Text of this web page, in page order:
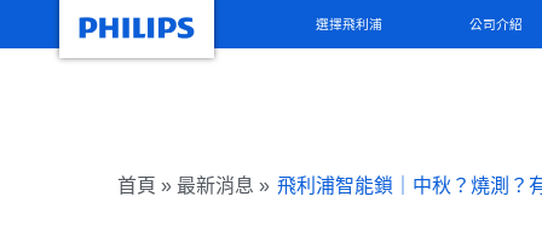
選擇飛利浦 公司介紹
首頁 » 最新消息 » 飛利浦智能鎖｜中秋？燒測？